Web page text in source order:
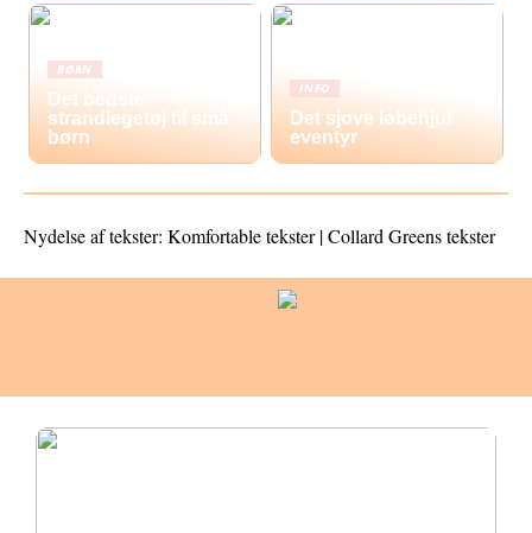
BØRN
Det bedste
strandlegetøj til små
børn
INFO
Det sjove løbehjul
eventyr
Nydelse af tekster: Komfortable tekster | Collard Greens tekster